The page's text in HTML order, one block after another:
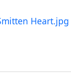
Heart.jpg